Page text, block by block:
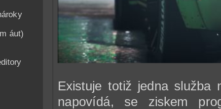
áut)
Existuje totiž jedna služba
napovídá, se ziskem